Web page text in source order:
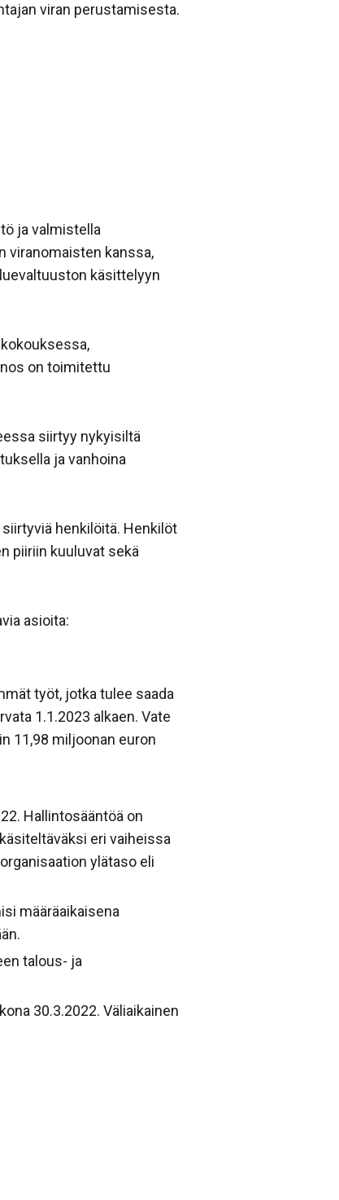
viran perustamisesta.
ja valmistella
viranomaisten kanssa,
käsittelyyn
on toimitettu
siirtyy nykyisiltä
ja vanhoina
henkilöitä. Henkilöt
piiriin kuuluvat sekä
asioita:
työt, jotka tulee saada
1.1.2023 alkaen. Vate
11,98 miljoonan euron
Hallintosääntöä on
eri vaiheissa
ylätaso eli
määräaikaisena
talous- ja
30.3.2022. Väliaikainen